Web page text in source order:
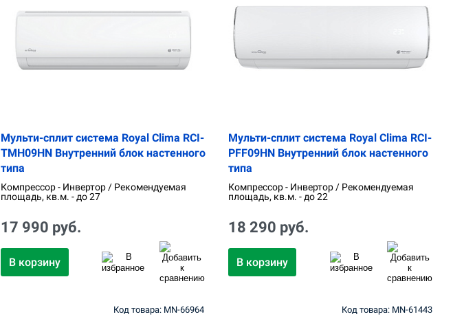
Мульти-сплит система Royal Clima RCI-
TMH09HN Внутренний блок настенного
типа
Компрессор - Инвертор / Рекомендуемая
площадь, кв.м. - до 27
17 990 руб.
В корзину
Мульти-сплит система Royal Clima RCI-
PFF09HN Внутренний блок настенного
типа
Компрессор - Инвертор / Рекомендуемая
площадь, кв.м. - до 22
18 290 руб.
В корзину
Код товара: MN-66964 Код товара: MN-61443